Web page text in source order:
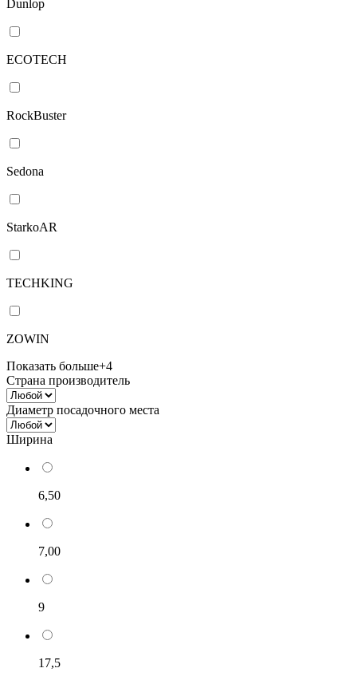
Dunlop
ECOTECH
RockBuster
Sedona
StarkoAR
TECHKING
ZOWIN
Показать больше+4
Страна производитель
Диаметр посадочного места
Ширина
6,50
7,00
9
17,5